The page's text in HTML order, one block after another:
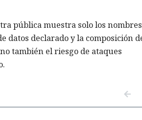
pública muestra solo los
datos declarado y la composición
también el riesgo de ataques